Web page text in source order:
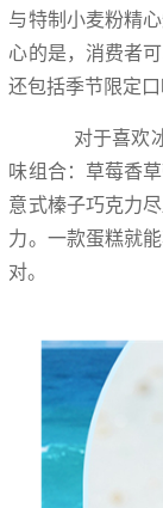
与特制小麦粉精
心的是，消费者
还包括季节限定
对于喜欢
味组合：草莓香
意式榛子巧克力
力。一款蛋糕就
对。